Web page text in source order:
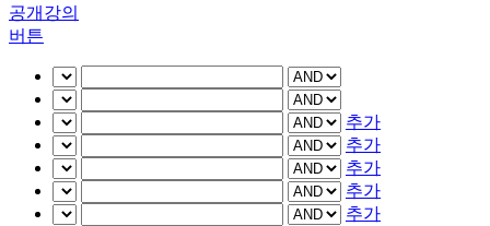
공개강의
버튼
추가
추가
추가
추가
추가